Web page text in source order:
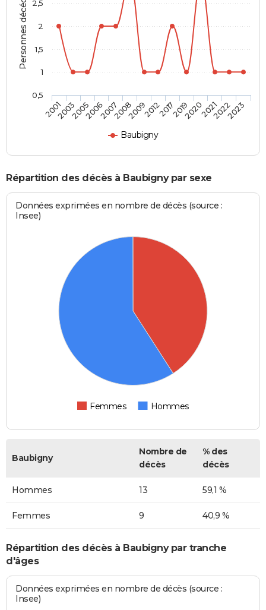
Personnes décédées
Baubigny
20012003200520062007200820092012201720192020202120222023
0,5
1
1,5
2
2,5
Répartition des décès à Baubigny par sexe
Données exprimées en nombre de décès (source :
Insee)
Femmes Hommes
Baubigny
Nombre de
décès
% des
décès
Hommes 13 59,1 %
Femmes 9 40,9 %
Répartition des décès à Baubigny par tranche
d'âges
Données exprimées en nombre de décès (source :
Insee)